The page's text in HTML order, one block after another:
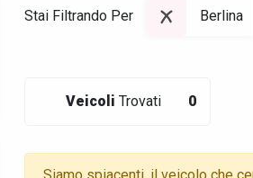
Stai Filtrando Per Berlina
Veicoli Trovati 0